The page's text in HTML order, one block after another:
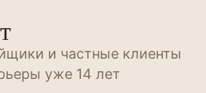
и частные клиенты
уже 14 лет